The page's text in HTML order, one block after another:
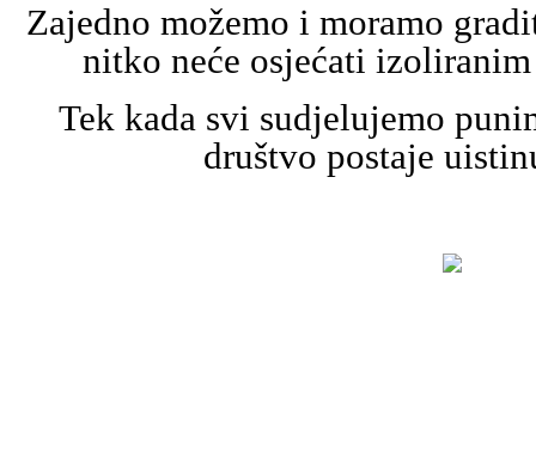
Zajedno možemo i moramo
nitko neće osjećati
Tek kada svi sudjelujemo
društvo postaje